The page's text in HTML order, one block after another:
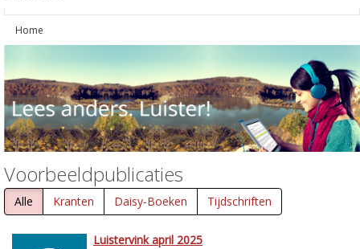
Home
Voorbeeldpublicaties
Alle Kranten Daisy-Boeken Tijdschriften
Luistervink april 2025